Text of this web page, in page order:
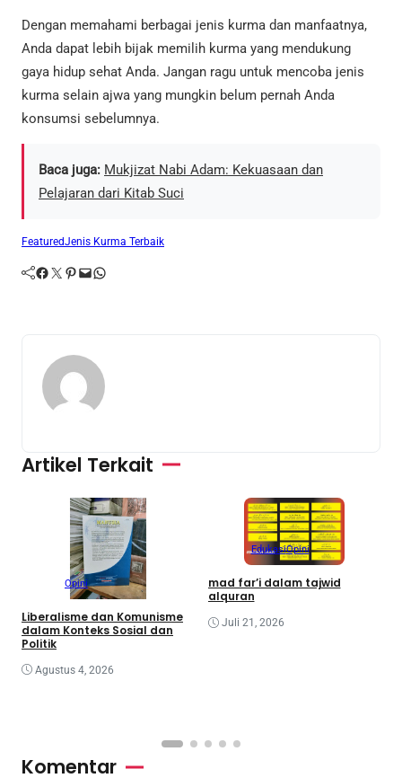
Dengan memahami berbagai jenis kurma dan manfaatnya,
Anda dapat lebih bijak memilih kurma yang mendukung
gaya hidup sehat Anda. Jangan ragu untuk mencoba jenis
kurma selain ajwa yang mungkin belum pernah Anda
konsumsi sebelumnya.
Baca juga: Mukjizat Nabi Adam: Kekuasaan dan
Pelajaran dari Kitab Suci
FeaturedJenis Kurma Terbaik
Facebook Twitter Pinterest Mail WhatsApp
Artikel Terkait
Opini
Liberalisme dan Komunisme
dalam Konteks Sosial dan
Politik
Agustus 4, 2026
EdukasiOpini
mad far’i dalam tajwid
alquran
Juli 21, 2026
Komentar